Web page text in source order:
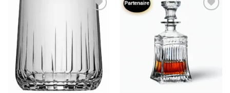
variations.
options
peuvent
choisies
sur
WISHLIST
Partenaire